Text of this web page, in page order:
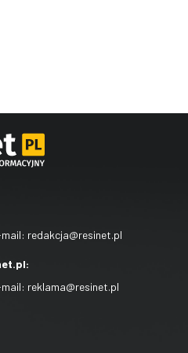
redakcja@resinet.pl
reklama@resinet.pl